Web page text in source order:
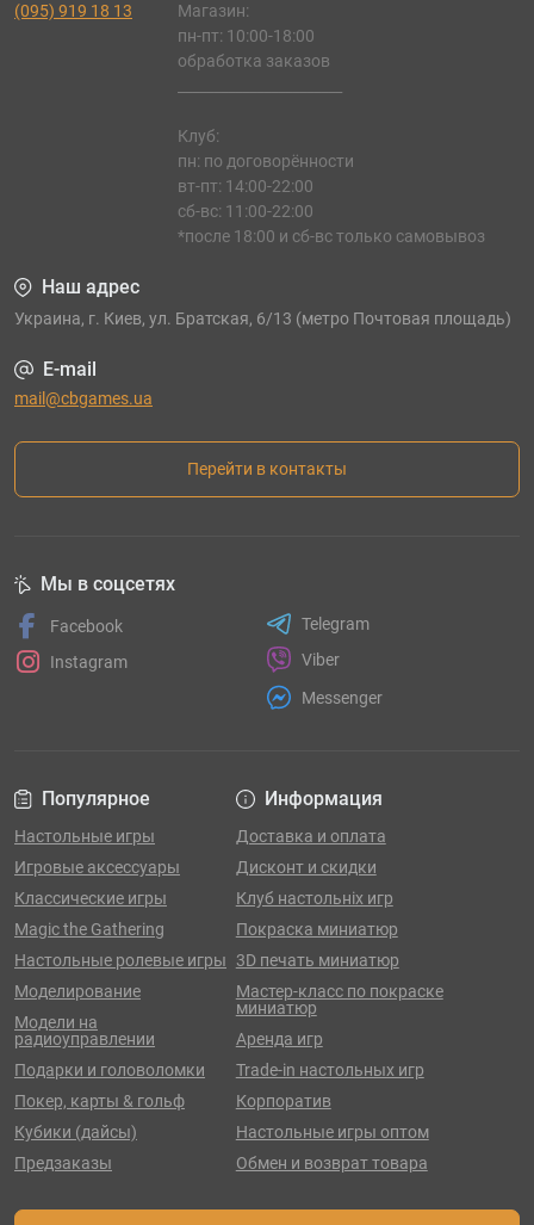
(095) 919 18 13
Магазин:
пн-пт: 10:00-18:00
обработка заказов
Клуб:
пн: по договорённости
вт-пт: 14:00-22:00
сб-вс: 11:00-22:00
*после 18:00 и сб-вс только самовывоз
Наш адрес
Украина, г. Киев, ул. Братская, 6/13 (метро Почтовая площадь)
E-mail
mail@cbgames.ua
Перейти в контакты
Популярное
Настольные игры
Игровые аксессуары
Классические игры
Magic the Gathering
Настольные ролевые игры
Моделирование
Модели на
радиоуправлении
Подарки и головоломки
Покер, карты & гольф
Кубики (дайсы)
Предзаказы
Информация
Доставка и оплата
Дисконт и скидки
Клуб настольніх игр
Покраска миниатюр
3D печать миниатюр
Мастер-класс по покраске
миниатюр
Аренда игр
Trade-in настольных игр
Корпоратив
Настольные игры оптом
Обмен и возврат товара
Мы в соцсетях
Facebook
Instagram
Telegram
Viber
Messenger